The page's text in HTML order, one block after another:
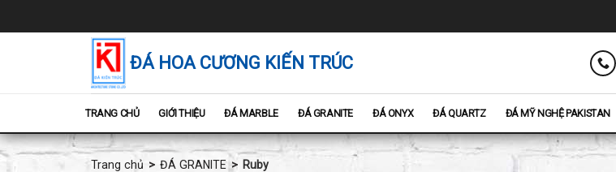
ĐÁ HOA CƯƠNG KIẾN TRÚC
TRANG CHỦ GIỚI THIỆU ĐÁ MARBLE ĐÁ GRANITE ĐÁ ONYX ĐÁ QUARTZ ĐÁ MỸ NGHỆ PAKISTAN
Trang chủ ĐÁ GRANITE Ruby